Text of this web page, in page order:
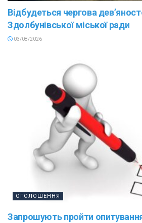
Відбудеться чергова
Здолбунівської міської ради
03/08/2026
ОГОЛОШЕННЯ
Запрошують пройти